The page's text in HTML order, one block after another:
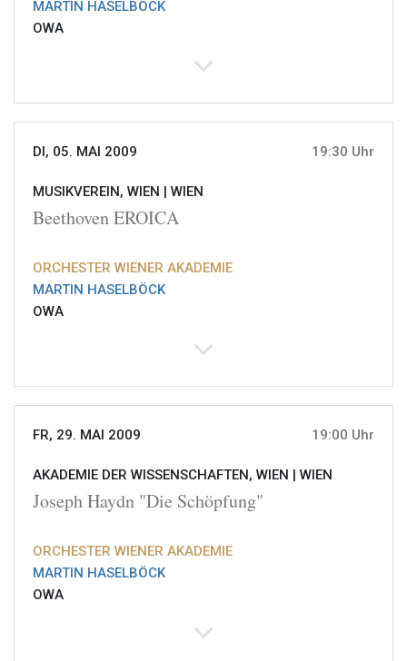
MARTIN HASELBÖCK
OWA
DI, 05. MAI 2009 19:30 Uhr
MUSIKVEREIN, WIEN | WIEN
Beethoven EROICA
ORCHESTER WIENER AKADEMIE
MARTIN HASELBÖCK
OWA
FR, 29. MAI 2009 19:00 Uhr
AKADEMIE DER WISSENSCHAFTEN, WIEN | WIEN
Joseph Haydn "Die Schöpfung"
ORCHESTER WIENER AKADEMIE
MARTIN HASELBÖCK
OWA